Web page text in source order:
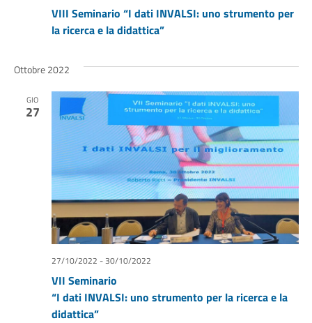
VIII Seminario “I dati INVALSI: uno strumento per
la ricerca e la didattica”
Ottobre 2022
GIO
27
VII Seminario
“I dati INVALSI: uno strumento per la ricerca e la
didattica”
27/10/2022 -30/10/2022